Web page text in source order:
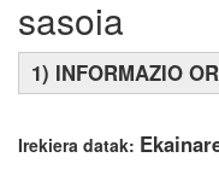
sasoia
1) INFORMAZIO
Irekiera datak: